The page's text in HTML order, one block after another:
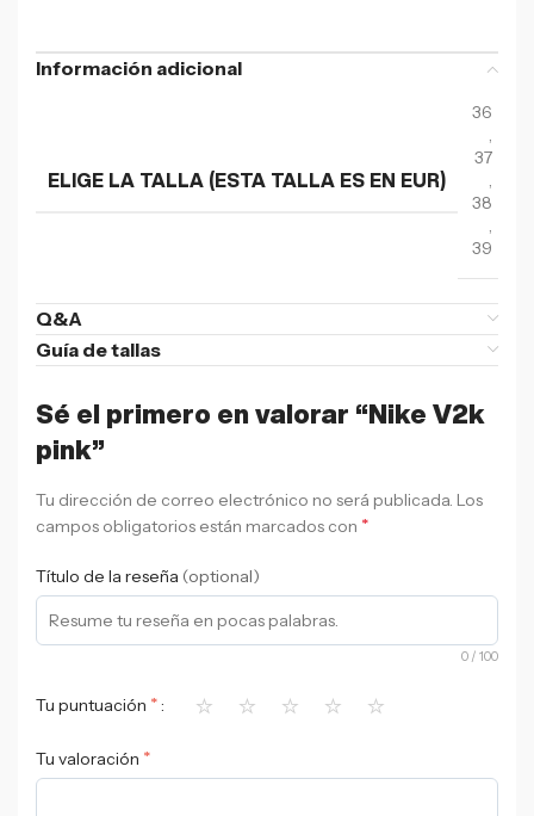
Información adicional
ELIGE LA TALLA (ESTA TALLA ES EN EUR)
36
,
37
,
38
,
39
Q&A
Guía de tallas
Sé el primero en valorar “Nike V2k
pink”
Tu dirección de correo electrónico no será publicada. Los
campos obligatorios están marcados con *
Título de la reseña (optional)
0 / 100
Tu puntuación * ⭐ ⭐ ⭐ ⭐ ⭐
Tu valoración *